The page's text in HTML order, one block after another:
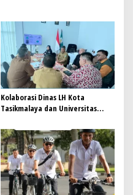
Kolaborasi Dinas LH Kota
Tasikmalaya dan Universitas
Pengelolaan Sampah
Berkelanjutan